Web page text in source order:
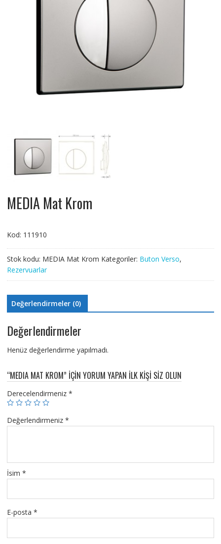
MEDIA Mat Krom
Kod: 111910
Stok kodu: MEDIA Mat Krom Kategoriler: Buton Verso,
Rezervuarlar
Değerlendirmeler (0)
Değerlendirmeler
Henüz değerlendirme yapılmadı.
“MEDIA MAT KROM” IÇIN YORUM YAPAN ILK KIŞI SIZ OLUN
Derecelendirmeniz *
Değerlendirmeniz *
İsim *
E-posta *